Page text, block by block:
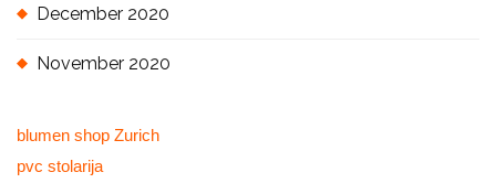
December 2020
November 2020
blumen shop Zurich
pvc stolarija